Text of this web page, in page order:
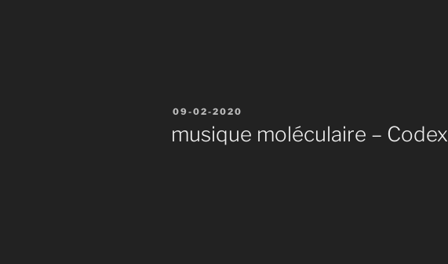
Publié
09-02-2020
musique moléculaire – Codex